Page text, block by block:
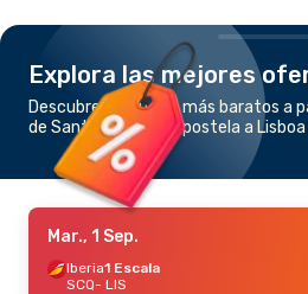
Explora las mejores
Descubre los vuelos más baratos a
de Santiago de Compostela a Lisboa
Mar., 1 Sep.
Iberia1 Escala
SCQ- LIS